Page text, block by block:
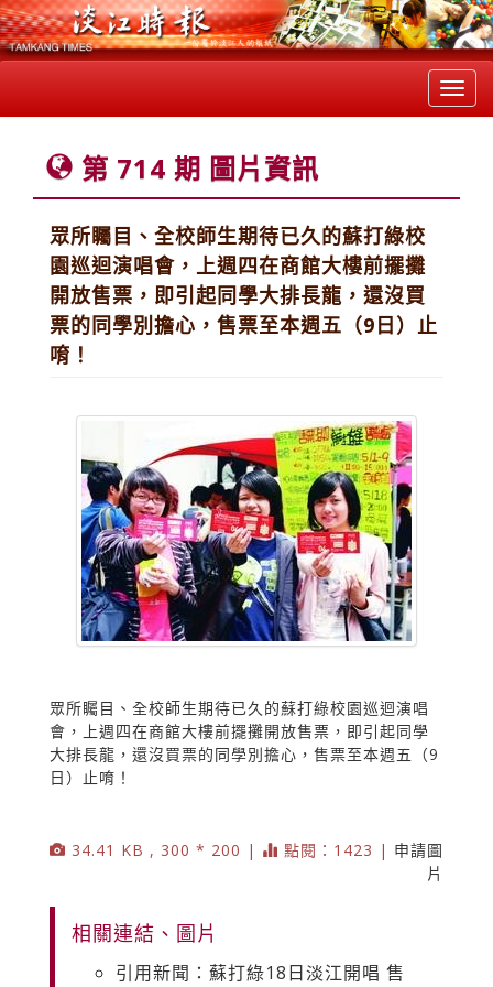
第 714 期 圖片資訊
眾所矚目、全校師生期待已久的蘇打綠校
園巡迴演唱會，上週四在商館大樓前擺攤
開放售票，即引起同學大排長龍，還沒買
票的同學別擔心，售票至本週五（9日）止
唷！
眾所矚目、全校師生期待已久的蘇打綠校園巡迴演唱
會，上週四在商館大樓前擺攤開放售票，即引起同學
大排長龍，還沒買票的同學別擔心，售票至本週五（9
日）止唷！
34.41 KB , 300 * 200 | 點閱：1423 | 申請圖
片
相關連結、圖片
引用新聞：蘇打綠18日淡江開唱 售